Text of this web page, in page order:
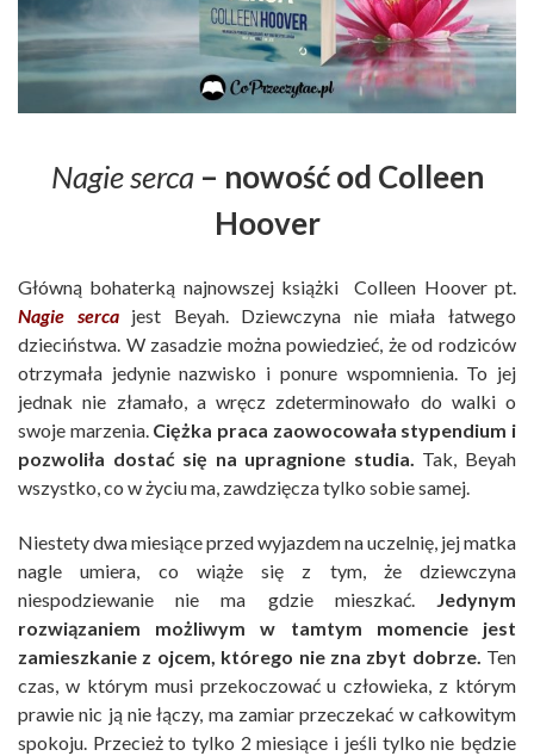
Nagie serca – nowość od Colleen
Hoover
Główną bohaterką najnowszej książki Colleen Hoover pt.
Nagie sercajest Beyah. Dziewczyna nie miała łatwego
dzieciństwa. W zasadzie można powiedzieć, że od rodziców
otrzymała jedynie nazwisko i ponure wspomnienia. To jej
jednak nie złamało, a wręcz zdeterminowało do walki o
swoje marzenia. Ciężka praca zaowocowała stypendium i
pozwoliła dostać się na upragnione studia. Tak, Beyah
wszystko, co w życiu ma, zawdzięcza tylko sobie samej.
Niestety dwa miesiące przed wyjazdem na uczelnię, jej matka
nagle umiera, co wiąże się z tym, że dziewczyna
niespodziewanie nie ma gdzie mieszkać. Jedynym
rozwiązaniem możliwym w tamtym momencie jest
zamieszkanie z ojcem, którego nie zna zbyt dobrze. Ten
czas, w którym musi przekoczować u człowieka, z którym
prawie nic ją nie łączy, ma zamiar przeczekać w całkowitym
spokoju. Przecież to tylko 2 miesiące i jeśli tylko nie będzie